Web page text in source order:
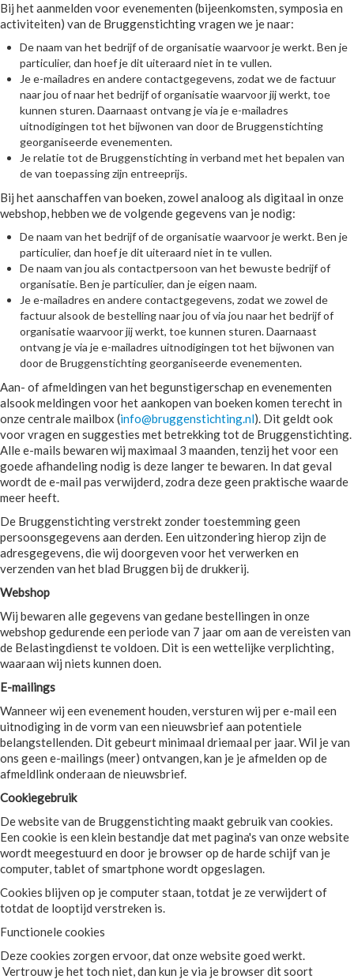
Bij het aanmelden voor evenementen (bijeenkomsten, symposia en
activiteiten) van de Bruggenstichting vragen we je naar:
De naam van het bedrijf of de organisatie waarvoor je werkt. Ben je
particulier, dan hoef je dit uiteraard niet in te vullen.
Je e-mailadres en andere contactgegevens, zodat we de factuur
naar jou of naar het bedrijf of organisatie waarvoor jij werkt, toe
kunnen sturen. Daarnaast ontvang je via je e-mailadres
uitnodigingen tot het bijwonen van door de Bruggenstichting
georganiseerde evenementen.
Je relatie tot de Bruggenstichting in verband met het bepalen van
de van toepassing zijn entreeprijs.
Bij het aanschaffen van boeken, zowel analoog als digitaal in onze
webshop, hebben we de volgende gegevens van je nodig:
De naam van het bedrijf of de organisatie waarvoor je werkt. Ben je
particulier, dan hoef je dit uiteraard niet in te vullen.
De naam van jou als contactpersoon van het bewuste bedrijf of
organisatie. Ben je particulier, dan je eigen naam.
Je e-mailadres en andere contactgegevens, zodat we zowel de
factuur alsook de bestelling naar jou of via jou naar het bedrijf of
organisatie waarvoor jij werkt, toe kunnen sturen. Daarnaast
ontvang je via je e-mailadres uitnodigingen tot het bijwonen van
door de Bruggenstichting georganiseerde evenementen.
Aan- of afmeldingen van het begunstigerschap en evenementen
alsook meldingen voor het aankopen van boeken komen terecht in
onze centrale mailbox (info@bruggenstichting.nl). Dit geldt ook
voor vragen en suggesties met betrekking tot de Bruggenstichting.
Alle e-mails bewaren wij maximaal 3 maanden, tenzij het voor een
goede afhandeling nodig is deze langer te bewaren. In dat geval
wordt de e-mail pas verwijderd, zodra deze geen praktische waarde
meer heeft.
De Bruggenstichting verstrekt zonder toestemming geen
persoonsgegevens aan derden. Een uitzondering hierop zijn de
adresgegevens, die wij doorgeven voor het verwerken en
verzenden van het blad Bruggen bij de drukkerij.
Webshop
Wij bewaren alle gegevens van gedane bestellingen in onze
webshop gedurende een periode van 7 jaar om aan de vereisten van
de Belastingdienst te voldoen. Dit is een wettelijke verplichting,
waaraan wij niets kunnen doen.
E-mailings
Wanneer wij een evenement houden, versturen wij per e-mail een
uitnodiging in de vorm van een nieuwsbrief aan potentiele
belangstellenden. Dit gebeurt minimaal driemaal per jaar. Wil je van
ons geen e-mailings (meer) ontvangen, kan je je afmelden op de
afmeldlink onderaan de nieuwsbrief.
Cookiegebruik
De website van de Bruggenstichting maakt gebruik van cookies.
Een cookie is een klein bestandje dat met pagina's van onze website
wordt meegestuurd en door je browser op de harde schijf van je
computer, tablet of smartphone wordt opgeslagen.
Cookies blijven op je computer staan, totdat je ze verwijdert of
totdat de looptijd verstreken is.
Functionele cookies
Deze cookies zorgen ervoor, dat onze website goed werkt.
Vertrouw je het toch niet, dan kun je via je browser dit soort